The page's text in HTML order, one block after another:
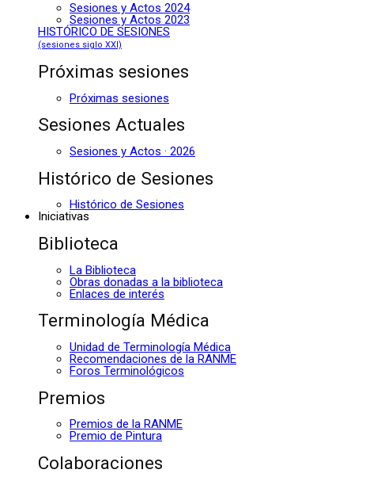
Sesiones y Actos 2024
Sesiones y Actos 2023
HISTÓRICO DE SESIONES
(sesiones siglo XXI)
Próximas sesiones
Próximas sesiones
Sesiones Actuales
Sesiones y Actos · 2026
Histórico de Sesiones
Histórico de Sesiones
Iniciativas
Biblioteca
La Biblioteca
Obras donadas a la biblioteca
Enlaces de interés
Terminología Médica
Unidad de Terminología Médica
Recomendaciones de la RANME
Foros Terminológicos
Premios
Premios de la RANME
Premio de Pintura
Colaboraciones